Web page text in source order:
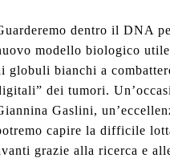
dentro il DNA
modello biologico utile
globuli bianchi a
dei tumori.
Gaslini,
capire la difficile
grazie alla ricerca e